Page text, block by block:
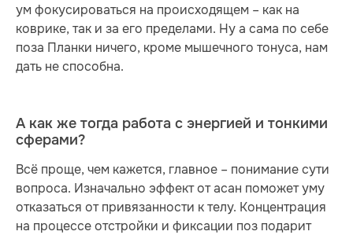
ум фокусироваться на происходящем – как на
коврике, так и за его пределами. Ну а сама по себе
поза Планки ничего, кроме мышечного тонуса, нам
дать не способна.
А как же тогда работа с энергией и тонкими
сферами?
Всё проще, чем кажется, главное – понимание сути
вопроса. Изначально эффект от асан поможет уму
отказаться от привязанности к телу. Концентрация
на процессе отстройки и фиксации поз подарит